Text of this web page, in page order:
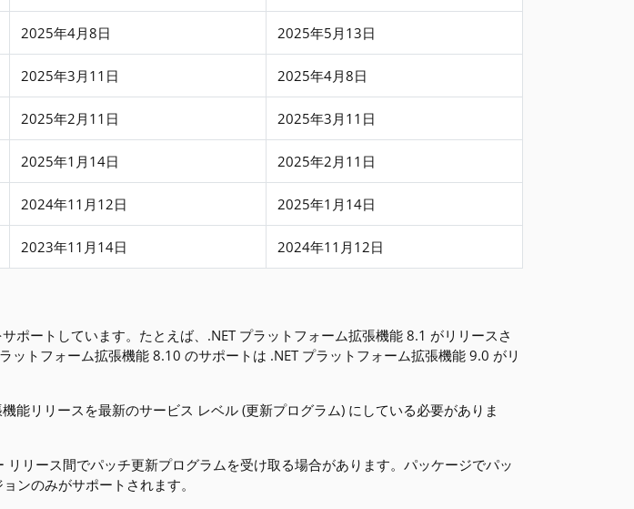
2025年4月8日 2025年5月13日
2025年3月11日 2025年4月8日
2025年2月11日 2025年3月11日
2025年1月14日 2025年2月11日
2024年11月12日 2025年1月14日
2023年11月14日 2024年11月12日
ートしています。たとえば、.NET プラットフォーム拡張機能 8.1 がリリースさ
トフォーム拡張機能 8.10 のサポートは .NET プラットフォーム拡張機能 9.0 がリ
リリースを最新のサービス レベル (更新プログラム) にしている必要がありま
リース間でパッチ更新プログラムを受け取る場合があります。パッケージでパッ
ンのみがサポートされます。